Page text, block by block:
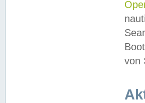
von